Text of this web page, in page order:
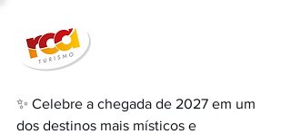
✨ Celebre a chegada de 2027 em um
dos destinos mais místicos e